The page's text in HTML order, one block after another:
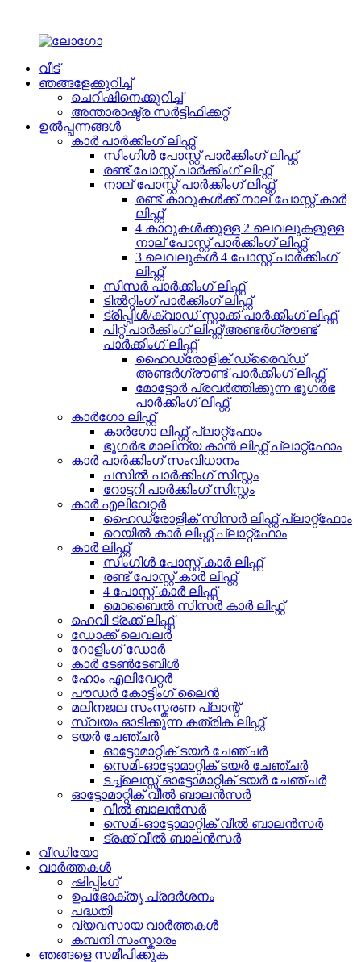
വീട്
ഞങ്ങളേക്കുറിച്ച്
ചെറിഷിനെക്കുറിച്ച്
അന്താരാഷ്ട്ര സർട്ടിഫിക്കറ്റ്
ഉൽപ്പന്നങ്ങൾ
കാർ പാർക്കിംഗ് ലിഫ്റ്റ്
സിംഗിൾ പോസ്റ്റ് പാർക്കിംഗ് ലിഫ്റ്റ്
രണ്ട് പോസ്റ്റ് പാർക്കിംഗ് ലിഫ്റ്റ്
നാല് പോസ്റ്റ് പാർക്കിംഗ് ലിഫ്റ്റ്
രണ്ട് കാറുകൾക്ക് നാല് പോസ്റ്റ് കാർ
ലിഫ്റ്റ്
4 കാറുകൾക്കുള്ള 2 ലെവലുകളുള്ള
നാല് പോസ്റ്റ് പാർക്കിംഗ് ലിഫ്റ്റ്
3 ലെവലുകൾ 4 പോസ്റ്റ് പാർക്കിംഗ്
ലിഫ്റ്റ്
സിസർ പാർക്കിംഗ് ലിഫ്റ്റ്
ടിൽറ്റിംഗ് പാർക്കിംഗ് ലിഫ്റ്റ്
ട്രിപ്പിൾ/ക്വാഡ് സ്റ്റാക്ക് പാർക്കിംഗ് ലിഫ്റ്റ്
പിറ്റ് പാർക്കിംഗ് ലിഫ്റ്റ്/അണ്ടർഗ്രൗണ്ട്
പാർക്കിംഗ് ലിഫ്റ്റ്
ഹൈഡ്രോളിക് ഡ്രൈവ്ഡ്
അണ്ടർഗ്രൗണ്ട് പാർക്കിംഗ് ലിഫ്റ്റ്
മോട്ടോർ പ്രവർത്തിക്കുന്ന ഭൂഗർഭ
പാർക്കിംഗ് ലിഫ്റ്റ്
കാർഗോ ലിഫ്റ്റ്
കാർഗോ ലിഫ്റ്റ് പ്ലാറ്റ്‌ഫോം
ഭൂഗർഭ മാലിന്യ കാൻ ലിഫ്റ്റ് പ്ലാറ്റ്‌ഫോം
കാർ പാർക്കിംഗ് സംവിധാനം
പസിൽ പാർക്കിംഗ് സിസ്റ്റം
റോട്ടറി പാർക്കിംഗ് സിസ്റ്റം
കാർ എലിവേറ്റർ
ഹൈഡ്രോളിക് സിസർ ലിഫ്റ്റ് പ്ലാറ്റ്ഫോം
റെയിൽ കാർ ലിഫ്റ്റ് പ്ലാറ്റ്‌ഫോം
കാർ ലിഫ്റ്റ്
സിംഗിൾ പോസ്റ്റ് കാർ ലിഫ്റ്റ്
രണ്ട് പോസ്റ്റ് കാർ ലിഫ്റ്റ്
4 പോസ്റ്റ് കാർ ലിഫ്റ്റ്
മൊബൈൽ സിസർ കാർ ലിഫ്റ്റ്
ഹെവി ട്രക്ക് ലിഫ്റ്റ്
ഡോക്ക് ലെവലർ
റോളിംഗ് ഡോർ
കാർ ടേൺടേബിൾ
ഹോം എലിവേറ്റർ
പൗഡർ കോട്ടിംഗ് ലൈൻ
മലിനജല സംസ്കരണ പ്ലാന്റ്
സ്വയം ഓടിക്കുന്ന കത്രിക ലിഫ്റ്റ്
ടയർ ചേഞ്ചർ
ഓട്ടോമാറ്റിക് ടയർ ചേഞ്ചർ
സെമി-ഓട്ടോമാറ്റിക് ടയർ ചേഞ്ചർ
ടച്ച്‌ലെസ്സ് ഓട്ടോമാറ്റിക് ടയർ ചേഞ്ചർ
ഓട്ടോമാറ്റിക് വീൽ ബാലൻസർ
വീൽ ബാലൻസർ
സെമി-ഓട്ടോമാറ്റിക് വീൽ ബാലൻസർ
ട്രക്ക് വീൽ ബാലൻസർ
വീഡിയോ
വാർത്തകൾ
ഷിപ്പിംഗ്
ഉപഭോക്തൃ പ്രദർശനം
പദ്ധതി
വ്യവസായ വാർത്തകൾ
കമ്പനി സംസ്കാരം
ഞങ്ങളെ സമീപിക്കുക